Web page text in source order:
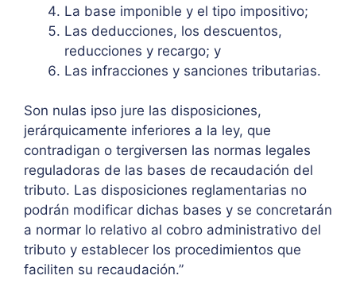
La base imponible y el tipo impositivo;
Las deducciones, los descuentos,
reducciones y recargo; y
Las infracciones y sanciones tributarias.
Son nulas ipso jure las disposiciones,
jerárquicamente inferiores a la ley, que
contradigan o tergiversen las normas legales
reguladoras de las bases de recaudación del
tributo. Las disposiciones reglamentarias no
podrán modificar dichas bases y se concretarán
a normar lo relativo al cobro administrativo del
tributo y establecer los procedimientos que
faciliten su recaudación.”